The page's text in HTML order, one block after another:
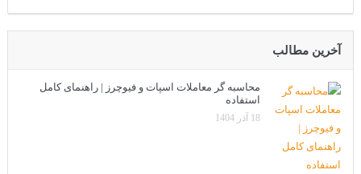
آخرین مطالب
محاسبه گر معاملات اسپات و فیوچرز | راهنمای کامل
استفاده
18 آذر 1404